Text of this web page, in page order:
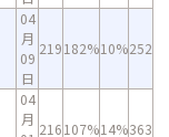
04
月
09
日
219182%10%252
04
月
216107%14%363